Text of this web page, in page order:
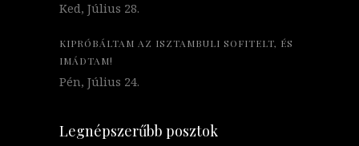
Ked, Július 28.
KIPRÓBÁLTAM AZ ISZTAMBULI SOFITELT, ÉS
IMÁDTAM!
Pén, Július 24.
Legnépszerűbb posztok